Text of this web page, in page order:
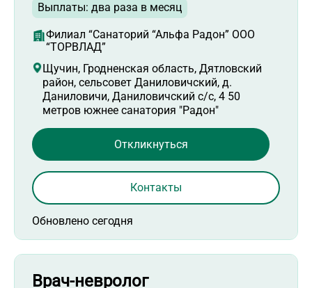
Выплаты: два раза в месяц
Филиал “Санаторий “Альфа Радон” ООО
“ТОРВЛАД”
Щучин, Гродненская область, Дятловский
район, сельсовет Даниловичский, д.
Даниловичи, Даниловичский с/с, 4 50
метров южнее санатория "Радон"
Обновлено сегодня
Откликнуться
Контакты
Врач-невролог